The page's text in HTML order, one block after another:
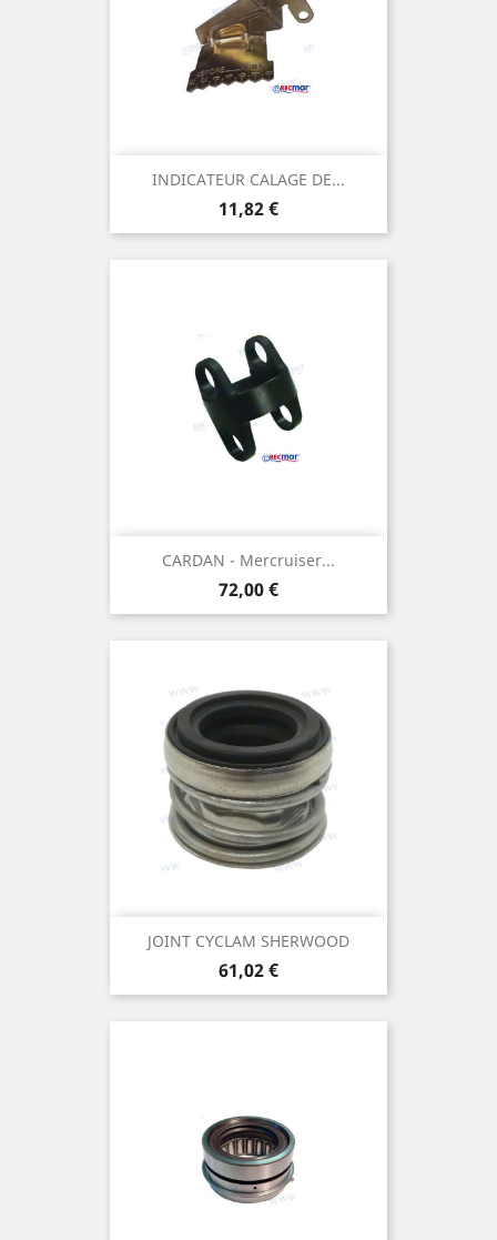
INDICATEUR CALAGE DE...
Prix
11,82 €
CARDAN - Mercruiser...
Prix
72,00 €
JOINT CYCLAM SHERWOOD
Prix
61,02 €